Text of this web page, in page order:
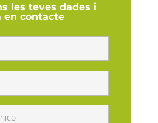
les teves dades i
en contacte